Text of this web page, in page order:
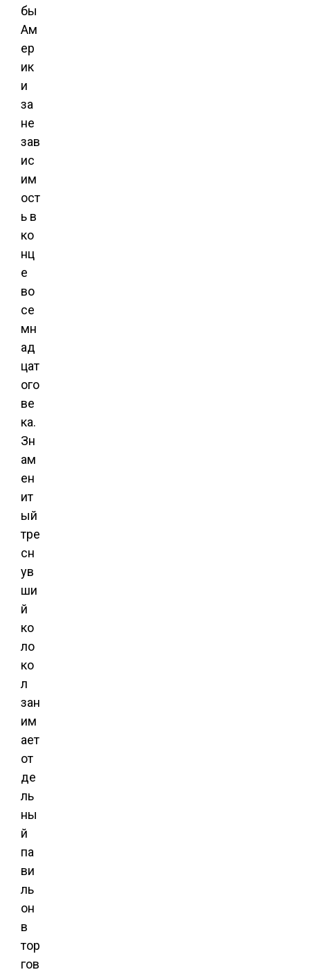
бы
Ам
ер
ик
и
за
не
зав
ис
им
ост
ь в
ко
нц
е
во
се
мн
ад
цат
ого
ве
ка.
Зн
ам
ен
ит
ый
тре
сн
ув
ши
й
ко
ло
ко
л
зан
им
ает
от
де
ль
ны
й
па
ви
ль
он
в
тор
гов